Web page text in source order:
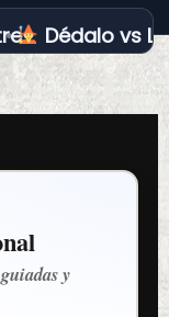
vs Loki:
y